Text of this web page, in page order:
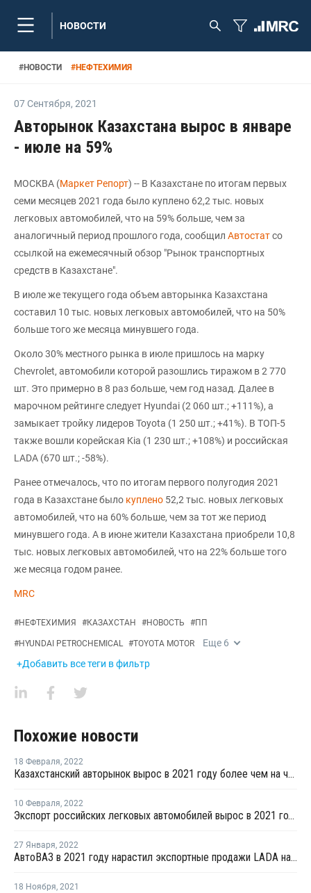
НОВОСТИ
#НОВОСТИ #НЕФТЕХИМИЯ
07 Сентября, 2021
Авторынок Казахстана вырос в январе
- июле на 59%
МОСКВА (Маркет Репорт) -- В Казахстане по итогам первых
семи месяцев 2021 года было куплено 62,2 тыс. новых
легковых автомобилей, что на 59% больше, чем за
аналогичный период прошлого года, сообщил Автостатсо
ссылкой на ежемесячный обзор "Рынок транспортных
средств в Казахстане".
В июле же текущего года объем авторынка Казахстана
составил 10 тыс. новых легковых автомобилей, что на 50%
больше того же месяца минувшего года.
Около 30% местного рынка в июле пришлось на марку
Chevrolet, автомобили которой разошлись тиражом в 2 770
шт. Это примерно в 8 раз больше, чем год назад. Далее в
марочном рейтинге следует Hyundai (2 060 шт.; +111%), а
замыкает тройку лидеров Toyota (1 250 шт.; +41%). В ТОП-5
также вошли корейская Kia (1 230 шт.; +108%) и российская
LADA (670 шт.; -58%).
Ранее отмечалось, что по итогам первого полугодия 2021
года в Казахстане было куплено 52,2 тыс. новых легковых
автомобилей, что на 60% больше, чем за тот же период
минувшего года. А в июне жители Казахстана приобрели 10,8
тыс. новых легковых автомобилей, что на 22% больше того
же месяца годом ранее.
MRC
#НЕФТЕХИМИЯ #КАЗАХСТАН #НОВОСТЬ #ПП
#HYUNDAI PETROCHEMICAL #TOYOTA MOTOR Еще 6
+Добавить все теги в фильтр
Похожие новости
18 Февраля, 2022
Казахстанский авторынок вырос в 2021 году более чем на четверть
10 Февраля, 2022
Экспорт российских легковых автомобилей вырос в 2021 году более чем на треть
27 Января, 2022
АвтоВАЗ в 2021 году нарастил экспортные продажи LADA на 9,4%
18 Ноября, 2021